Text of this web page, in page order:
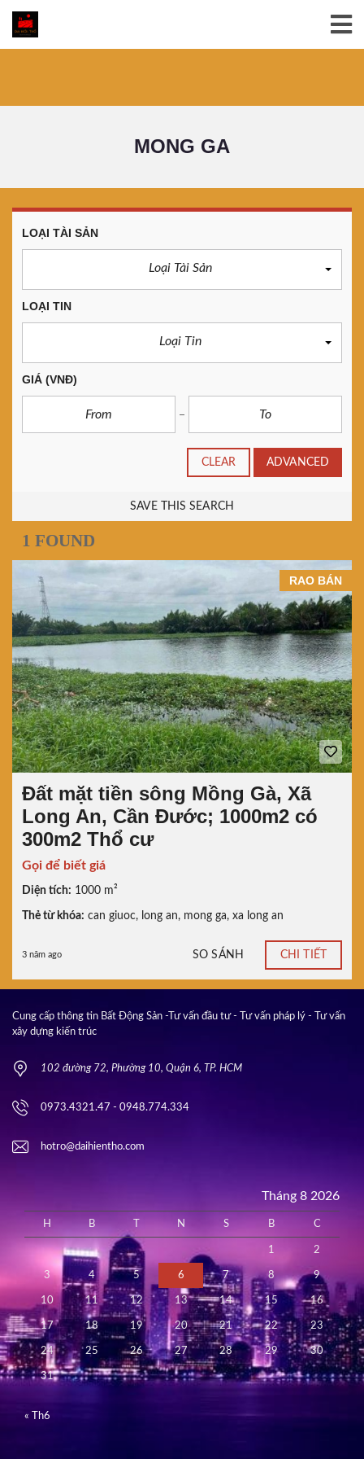
MONG GA
LOẠI TÀI SẢN
Loại Tài Sản
LOẠI TIN
Loại Tin
GIÁ (VNĐ)
CLEAR ADVANCED
SAVE THIS SEARCH
1 FOUND
RAO BÁN
Đất mặt tiền sông Mồng Gà, Xã
Long An, Cần Đước; 1000m2 có
300m2 Thổ cư
Gọi để biết giá
Diện tích: 1000 m²
Thẻ từ khóa: can giuoc, long an, mong ga, xa long an
3 năm ago SO SÁNH CHI TIẾT
Cung cấp thông tin Bất Động Sản -Tư vấn đầu tư - Tư vấn pháp lý - Tư vấn
xây dựng kiến trúc
102 đường 72, Phường 10, Quận 6, TP. HCM
0973.4321.47 - 0948.774.334
hotro@daihientho.com
Tháng 8 2026
H B N S B C
1 2
3 4 5 6 7 8 9
10 11 12 13 14 15 16
17 18 19 20 21 22 23
24 25 26 27 28 29 30
31
« Th6